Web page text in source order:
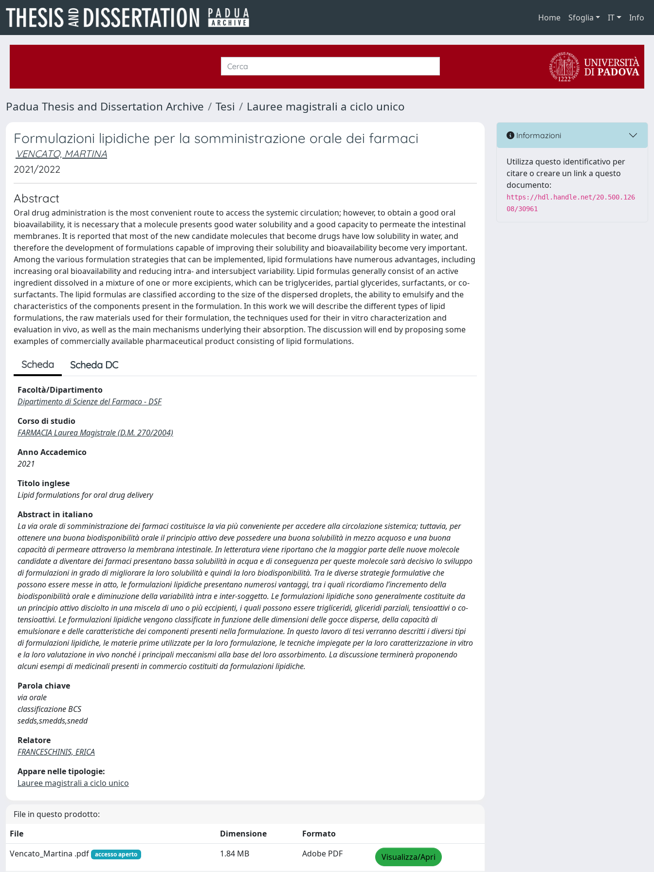
Home Sfoglia IT Info
Padua Thesis and Dissertation Archive Tesi Lauree magistrali a ciclo unico
Formulazioni lipidiche per la somministrazione orale dei farmaci
VENCATO, MARTINA
2021/2022
Abstract
Oral drug administration is the most convenient route to access the systemic circulation; however, to obtain a good oral
bioavailability, it is necessary that a molecule presents good water solubility and a good capacity to permeate the intestinal
membranes. It is reported that most of the new candidate molecules that become drugs have low solubility in water, and
therefore the development of formulations capable of improving their solubility and bioavailability become very important.
Among the various formulation strategies that can be implemented, lipid formulations have numerous advantages, including
increasing oral bioavailability and reducing intra- and intersubject variability. Lipid formulas generally consist of an active
ingredient dissolved in a mixture of one or more excipients, which can be triglycerides, partial glycerides, surfactants, or co-
surfactants. The lipid formulas are classified according to the size of the dispersed droplets, the ability to emulsify and the
characteristics of the components present in the formulation. In this work we will describe the different types of lipid
formulations, the raw materials used for their formulation, the techniques used for their in vitro characterization and
evaluation in vivo, as well as the main mechanisms underlying their absorption. The discussion will end by proposing some
examples of commercially available pharmaceutical product consisting of lipid formulations.
Scheda Scheda DC
Facoltà/Dipartimento
Dipartimento di Scienze del Farmaco - DSF
Corso di studio
FARMACIA Laurea Magistrale (D.M. 270/2004)
Anno Accademico
2021
Titolo inglese
Lipid formulations for oral drug delivery
Abstract in italiano
La via orale di somministrazione dei farmaci costituisce la via più conveniente per accedere alla circolazione sistemica; tuttavia, per
ottenere una buona biodisponibilità orale il principio attivo deve possedere una buona solubilità in mezzo acquoso e una buona
capacità di permeare attraverso la membrana intestinale. In letteratura viene riportano che la maggior parte delle nuove molecole
candidate a diventare dei farmaci presentano bassa solubilità in acqua e di conseguenza per queste molecole sarà decisivo lo sviluppo
di formulazioni in grado di migliorare la loro solubilità e quindi la loro biodisponibilità. Tra le diverse strategie formulative che
possono essere messe in atto, le formulazioni lipidiche presentano numerosi vantaggi, tra i quali ricordiamo l’incremento della
biodisponibilità orale e diminuzione della variabilità intra e inter-soggetto. Le formulazioni lipidiche sono generalmente costituite da
un principio attivo disciolto in una miscela di uno o più eccipienti, i quali possono essere trigliceridi, gliceridi parziali, tensioattivi o co-
tensioattivi. Le formulazioni lipidiche vengono classificate in funzione delle dimensioni delle gocce disperse, della capacità di
emulsionare e delle caratteristiche dei componenti presenti nella formulazione. In questo lavoro di tesi verranno descritti i diversi tipi
di formulazioni lipidiche, le materie prime utilizzate per la loro formulazione, le tecniche impiegate per la loro caratterizzazione in vitro
e la loro valutazione in vivo nonché i principali meccanismi alla base del loro assorbimento. La discussione terminerà proponendo
alcuni esempi di medicinali presenti in commercio costituiti da formulazioni lipidiche.
Parola chiave
via orale
classificazione BCS
sedds,smedds,snedd
Relatore
FRANCESCHINIS, ERICA
Appare nelle tipologie:
Lauree magistrali a ciclo unico
File in questo prodotto:
File
Dimensione
Formato
Vencato_Martina .pdf
accesso aperto 1.84 MB Adobe PDF Visualizza/Apri
Informazioni
Utilizza questo identificativo per
citare o creare un link a questo
documento:
https://hdl.handle.net/20.500.126
08/30961